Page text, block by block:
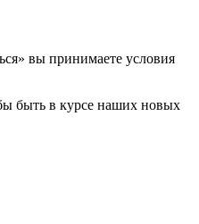
вы принимаете условия
быть в курсе наших новых